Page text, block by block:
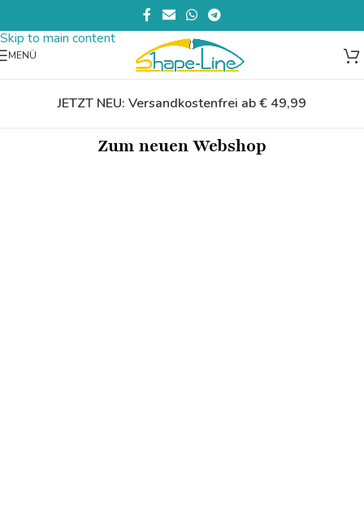
Skip to main content
MENÜ
JETZT NEU: Versandkostenfrei ab € 49,99
Zum neuen Webshop